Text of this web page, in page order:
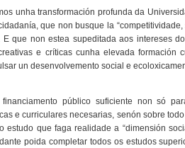
unha transformación profunda da
que non busque la
E que non estea supeditada aos intereses
e críticas cunha elevada formación
un desenvolvemento social e
financiamento público suficiente non só
e curriculares necesarias, senón sobre
estudo que faga realidade a “dimensión
poida completar todos os estudos